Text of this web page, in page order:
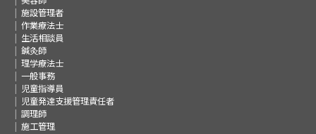
施設管理者
作業療法士
生活相談員
鍼灸師
理学療法士
一般事務
児童指導員
児童発達支援管理責任者
調理師
施工管理